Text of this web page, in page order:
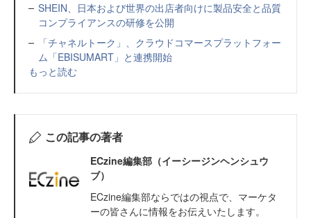
SHEIN、日本および世界の出店者向けに製品安全と品質
コンプライアンスの研修を公開
「チャネルトーク」、クラウドコマースプラットフォー
ム「EBISUMART」と連携開始
もっと読む
この記事の著者
ECzine編集部（イーシージンヘンシュウ
ブ）
ECzine編集部ならではの視点で、マーケタ
ーの皆さんに情報をお伝えいたします。